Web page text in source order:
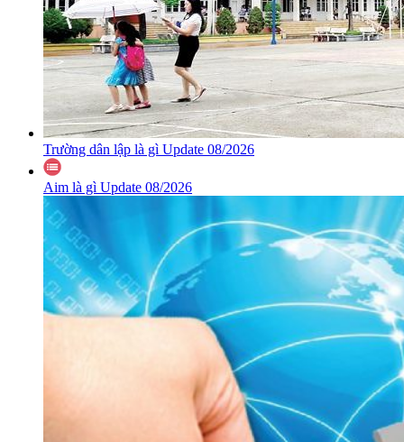
Trường dân lập là gì Update 08/2026
Aim là gì Update 08/2026